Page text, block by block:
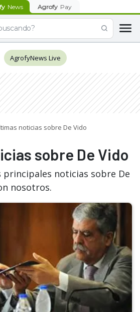
News Agrofy Pay
AgrofyNews Live
noticias sobre De Vido
sobre De Vido
principales noticias sobre De
nosotros.